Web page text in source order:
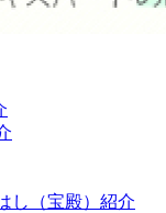
し（宝殿）紹介